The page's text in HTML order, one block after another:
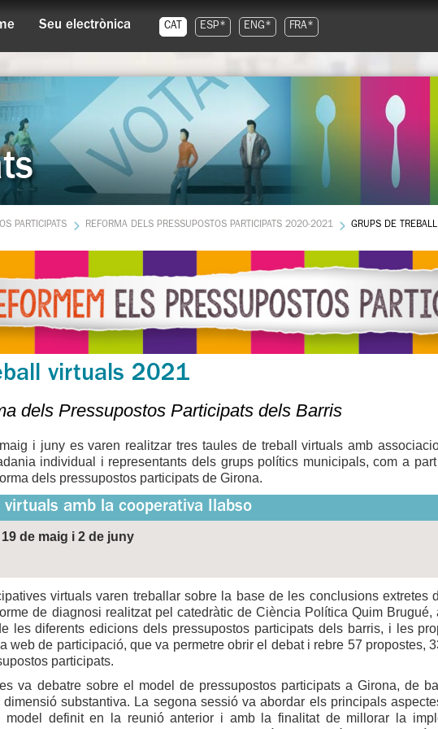
Seu electrònica CAT ESP* ENG* FRA*
PARTICIPATS REFORMA DELS PRESSUPOSTOS PARTICIPATS 2020-2021 GRUPS DE
virtuals 2021
dels Pressupostos Participats dels Barris
i juny es varen realitzar tres taules de treball virtuals amb
individual i representants dels grups polítics municipals, com a
dels pressupostos participats de Girona.
virtuals amb la cooperativa Ilabso
de maig i 2 de juny
virtuals varen treballar sobre la base de les conclusions extretes
de diagnosi realitzat pel catedràtic de Ciència Política Quim
les diferents edicions dels pressupostos participats dels barris, i les
web de participació, que va permetre obrir el debat i rebre 57 propostes,
participats.
va debatre sobre el model de pressupostos participats a Girona, de
substantiva. La segona sessió va abordar els principals
model definit en la reunió anterior i amb la finalitat de millorar la